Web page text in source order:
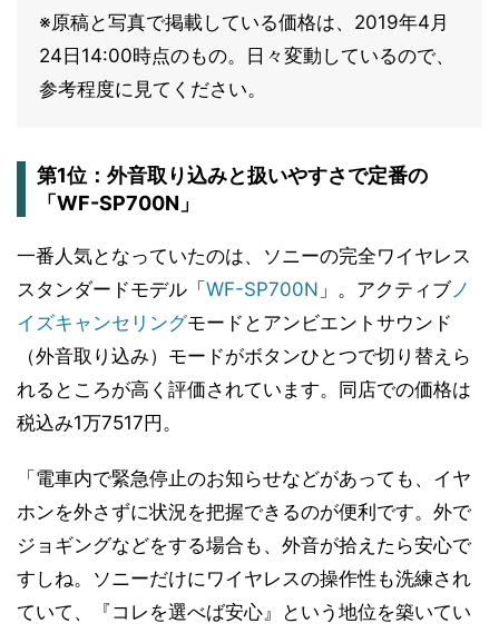
※原稿と写真で掲載している価格は、2019年4月
24日14:00時点のもの。日々変動しているので、
参考程度に見てください。
第1位：外音取り込みと扱いやすさで定番の
「WF-SP700N」
一番人気となっていたのは、ソニーの完全ワイヤレス
スタンダードモデル「 WF-SP700N 」。アクティブノ
イズキャンセリングモードとアンビエントサウンド
（外音取り込み）モードがボタンひとつで切り替えら
れるところが高く評価されています。同店での価格は
税込み1万7517円。
「電車内で緊急停止のお知らせなどがあっても、イヤ
ホンを外さずに状況を把握できるのが便利です。外で
ジョギングなどをする場合も、外音が拾えたら安心で
すしね。ソニーだけにワイヤレスの操作性も洗練され
ていて、『コレを選べば安心』という地位を築いてい